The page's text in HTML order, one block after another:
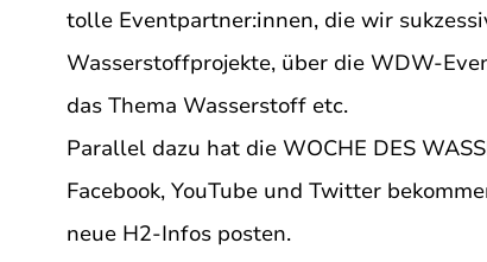
tolle Eventpartner:innen, die wir
Wasserstoffprojekte, über die WDW-
das Thema Wasserstoff etc.
Parallel dazu hat die WOCHE DES
Facebook, YouTube und Twitter
neue H2-Infos posten.